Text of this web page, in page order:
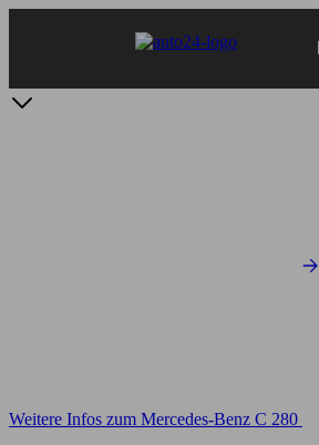
Weitere Infos zum Mercedes-Benz C 280